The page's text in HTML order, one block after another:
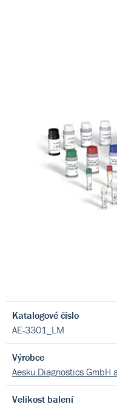
Katalogové číslo
AE-3301_LM
Výrobce
Aesku.Diagnostics GmbH
Velikost balení